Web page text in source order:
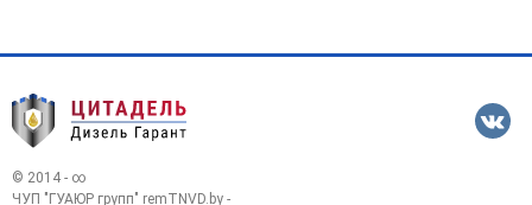
© 2014 - ∞
ЧУП "ГУАЮР групп" remTNVD.by -